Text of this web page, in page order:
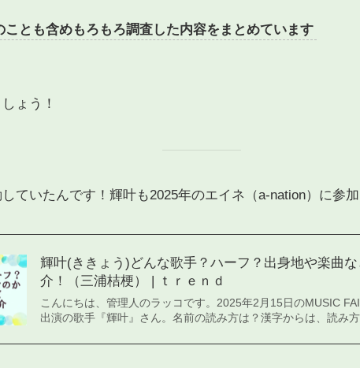
ことも含めもろもろ調査した内容をまとめています
ょう！
ていたんです！輝叶も2025年のエイネ（a-nation）に参
輝叶(ききょう)どんな歌手？ハーフ？出身地や楽曲
介！（三浦桔梗） | ｔｒｅｎｄ
こんにちは、管理人のラッコです。2025年2月15日のMUSIC
出演の歌手『輝叶』さん。名前の読み方は？漢字からは、読み